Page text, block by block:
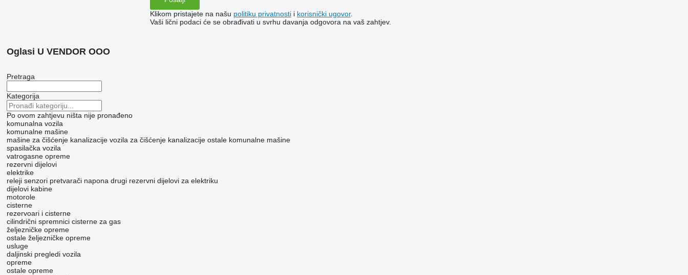
Klikom pristajete na našu politiku privatnostii korisnički ugovor.
Vaši lični podaci će se obrađivati ​​u svrhu davanja odgovora na vaš zahtjev.
Oglasi U VENDOR OOO
Pretraga
Kategorija
Po ovom zahtjevu ništa nije pronađeno
komunalna vozila
komunalne mašine
mašine za čišćenje kanalizacije vozila za čišćenje kanalizacije ostale komunalne mašine
spasilačka vozila
vatrogasne opreme
rezervni dijelovi
elektrike
releji senzori pretvarači napona drugi rezervni dijelovi za elektriku
dijelovi kabine
motorole
cisterne
rezervoari i cisterne
cilindrični spremnici cisterne za gas
željezničke opreme
ostale željezničke opreme
usluge
daljinski pregledi vozila
opreme
ostale opreme